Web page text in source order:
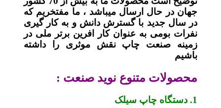
جهان در حال ارسال میباشد ، ما مفتخریم که
در سال جدید با گسترش دانش و به کار گیری
نفرات بومی به عنوان کار افرین برتر ملی در
زمینه صنعت چاپ نقش موثری را داشته
باشیم
محصولات متنوع نوید صنعت :
1. دستگاه چاپ سیلک